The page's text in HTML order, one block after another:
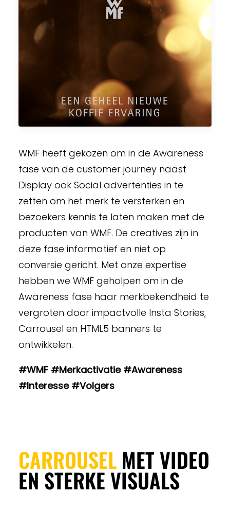
WMF heeft gekozen om in de Awareness
fase van de customer journey naast
Display ook Social advertenties in te
zetten om het merk te versterken en
bezoekers kennis te laten maken met de
producten van WMF. De creatives zijn in
deze fase informatief en niet op
conversie gericht. Met onze expertise
hebben we WMF geholpen om in de
Awareness fase haar merkbekendheid te
vergroten door impactvolle Insta Stories,
Carrousel en HTML5 banners te
ontwikkelen.
#WMF #Merkactivatie #Awareness
#Interesse #Volgers
CARROUSEL MET VIDEO
EN STERKE VISUALS